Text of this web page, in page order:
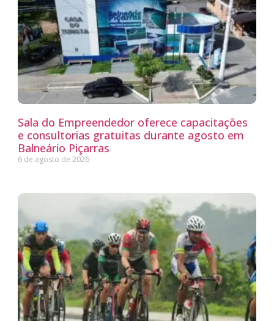
Sala do Empreendedor oferece capacitações
e consultorias gratuitas durante agosto em
Balneário Piçarras
6 de agosto de 2026